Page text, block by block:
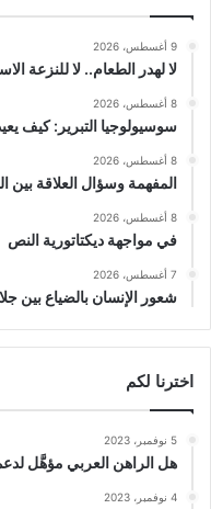
9 أغسطس، 2026
لا لهدر الطعام.. لا للنزعة
8 أغسطس، 2026
سوسيولوجيا التبرير: كيف
8 أغسطس، 2026
المفهمة وسؤال العلاقة بين
8 أغسطس، 2026
في مواجهة ديكتاتورية النص
7 أغسطس، 2026
شعور الإنسان بالضياع بين
اخترنا لكم
5 نوفمبر، 2023
هل الراهن العربي مؤهَّل
4 نوفمبر، 2023